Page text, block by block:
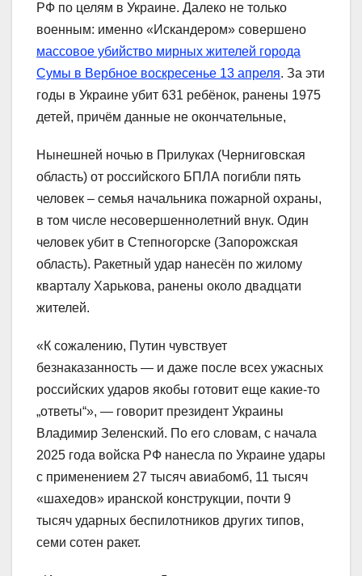
РФ по целям в Украине. Далеко не только
военным: именно «Искандером» совершено
массовое убийство мирных жителей города
Сумы в Вербное воскресенье 13 апреля. За эти
годы в Украине убит 631 ребёнок, ранены 1975
детей, причём данные не окончательные,
Нынешней ночью в Прилуках (Черниговская
область) от российского БПЛА погибли пять
человек – семья начальника пожарной охраны,
в том числе несовершеннолетний внук. Один
человек убит в Степногорске (Запорожская
область). Ракетный удар нанесён по жилому
кварталу Харькова, ранены около двадцати
жителей.
«К сожалению, Путин чувствует
безнаказанность — и даже после всех ужасных
российских ударов якобы готовит еще какие-то
„ответы“», — говорит президент Украины
Владимир Зеленский. По его словам, с начала
2025 года войска РФ нанесла по Украине удары
с применением 27 тысяч авиабомб, 11 тысяч
«шахедов» иранской конструкции, почти 9
тысяч ударных беспилотников других типов,
семи сотен ракет.